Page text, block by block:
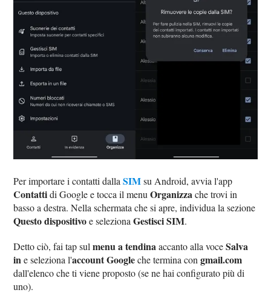
Per importare i contatti dallaSIMsu Android, avvia l'app
Contattidi Google e tocca il menuOrganizzache trovi in
basso a destra. Nella schermata che si apre, individua la sezione
Questo dispositivoe selezionaGestisci SIM.
Detto ciò, fai tap sulmenu a tendinaaccanto alla voceSalva
ine seleziona l'account Googleche termina congmail.com
dall'elenco che ti viene proposto (se ne hai configurato più di
uno).